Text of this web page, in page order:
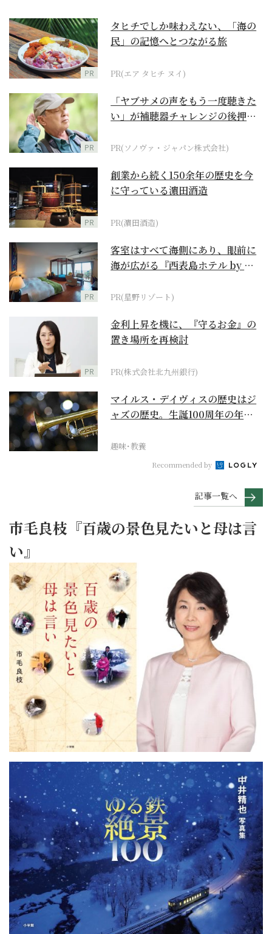
PR
タヒチでしか味わえない、「海の
民」の記憶へとつながる旅
PR(エア タヒチ ヌイ)
PR
「ヤブサメの声をもう一度聴きた
い」が補聴器チャレンジの後押し
PR(ソノヴァ・ジャパン株式会社)
PR
創業から続く150余年の歴史を今
に守っている濵田酒造
PR(濵田酒造)
PR
客室はすべて海側にあり、眼前に
海が広がる『西表島ホテル by 星
PR(星野リゾート)
PR
金利上昇を機に、『守るお金』の
置き場所を再検討
PR(株式会社北九州銀行)
マイルス・デイヴィスの歴史はジ
ャズの歴史。生誕100周年の年に
趣味･教養
Recommended by
記事一覧へ
市毛良枝『百歳の景色見たいと母は言
い』